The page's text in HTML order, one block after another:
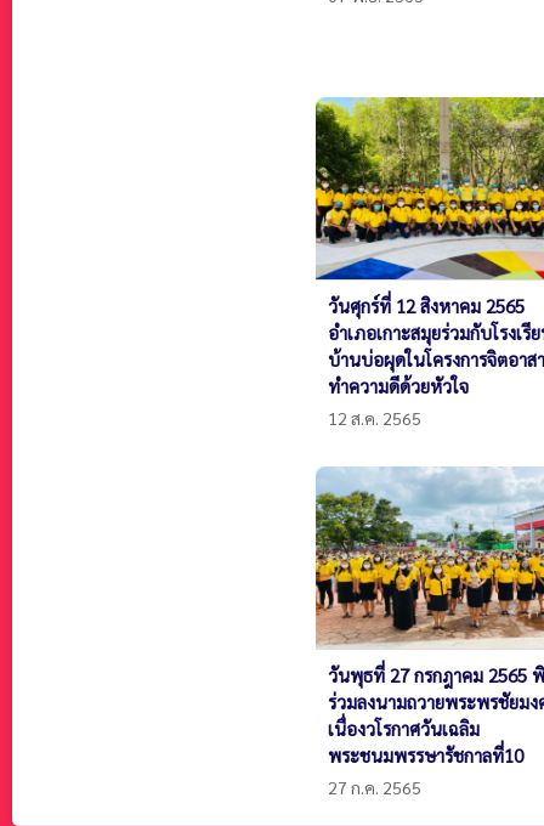
วันศุกร์ที่ 12 สิงหาคม 2565
อำเภอเกาะสมุยร่วมกับโรงเรี
บ้านบ่อผุดในโครงการจิตอาสา
ทำความดีด้วยหัวใจ
12 ส.ค. 2565
วันพุธที่ 27 กรกฎาคม 2565
ร่วมลงนามถวายพระพรชัยมง
เนื่องวโรกาศวันเฉลิม
พระชนมพรรษารัชกาลที่10
27 ก.ค. 2565